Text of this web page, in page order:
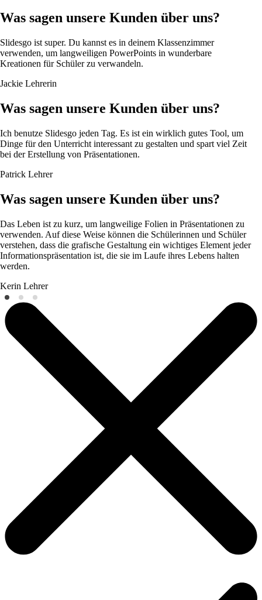
Was sagen unsere Kunden über uns?
Slidesgo ist super. Du kannst es in deinem Klassenzimmer
verwenden, um langweiligen PowerPoints in wunderbare
Kreationen für Schüler zu verwandeln.
Jackie Lehrerin
Was sagen unsere Kunden über uns?
Ich benutze Slidesgo jeden Tag. Es ist ein wirklich gutes Tool, um
Dinge für den Unterricht interessant zu gestalten und spart viel Zeit
bei der Erstellung von Präsentationen.
Patrick Lehrer
Was sagen unsere Kunden über uns?
Das Leben ist zu kurz, um langweilige Folien in Präsentationen zu
verwenden. Auf diese Weise können die Schülerinnen und Schüler
verstehen, dass die grafische Gestaltung ein wichtiges Element jeder
Informationspräsentation ist, die sie im Laufe ihres Lebens halten
werden.
Kerin Lehrer